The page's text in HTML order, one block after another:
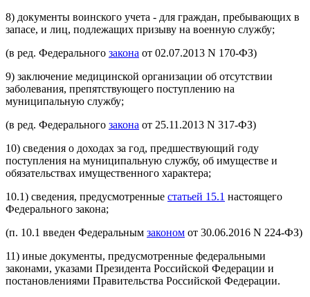
8) документы воинского учета - для граждан, пребывающих в
запасе, и лиц, подлежащих призыву на военную службу;
(в ред. Федерального закона от 02.07.2013 N 170-ФЗ)
9) заключение медицинской организации об отсутствии
заболевания, препятствующего поступлению на
муниципальную службу;
(в ред. Федерального закона от 25.11.2013 N 317-ФЗ)
10) сведения о доходах за год, предшествующий году
поступления на муниципальную службу, об имуществе и
обязательствах имущественного характера;
10.1) сведения, предусмотренные статьей 15.1 настоящего
Федерального закона;
(п. 10.1 введен Федеральным законом от 30.06.2016 N 224-ФЗ)
11) иные документы, предусмотренные федеральными
законами, указами Президента Российской Федерации и
постановлениями Правительства Российской Федерации.